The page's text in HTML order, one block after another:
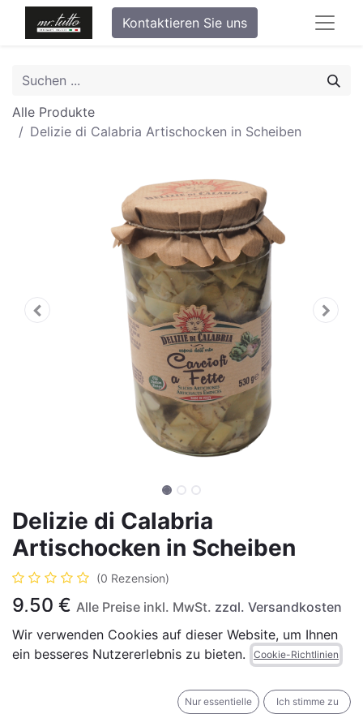
Kontaktieren Sie uns
Alle Produkte
Delizie di Calabria Artischocken in Scheiben
Delizie di Calabria
Artischocken in Scheiben
(0 Rezension)
9,50 € Alle Preise inkl. MwSt. zzgl. Versandkosten
IN DEN WARENKORB JETZT KAUFEN
Wir verwenden Cookies auf dieser Website, um Ihnen
ein besseres Nutzererlebnis zu bieten.
Cookie-Richtlinien
Nur essentielle Ich stimme zu